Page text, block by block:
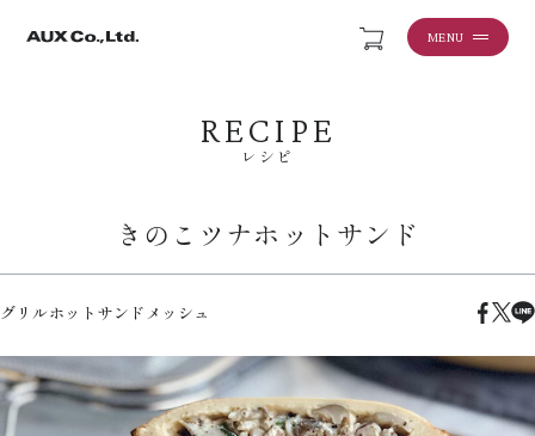
MENU
RECIPE
レシピ
きのこツナホットサンド
グリルホットサンドメッシュ